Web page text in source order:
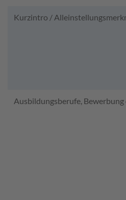
Kurzintro /
Ausbildungsberufe, Bewerbung